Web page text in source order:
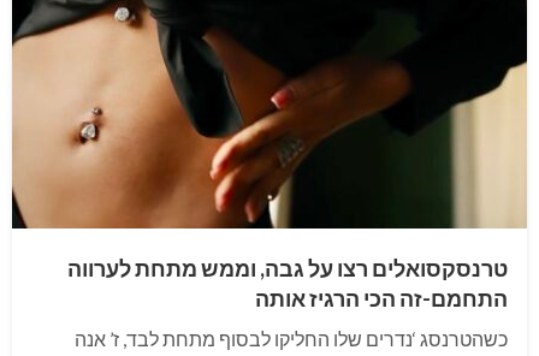
טרנסקסואלים רצו על גבה, וממש מתחת לערווה
התחמם-זה הכי הרגיז אותה
כשהטרנסג ‘נדרים שלו החליקו לבסוף מתחת לבד, ז’ אנה